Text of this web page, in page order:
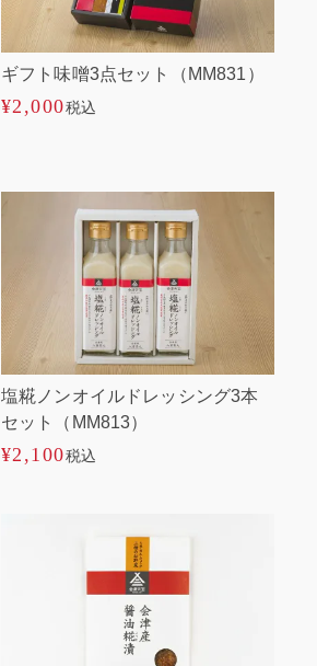
ギフト味噌3点セット（MM831）
¥2,000税込
塩糀ノンオイルドレッシング3本
セット（MM813）
¥2,100税込